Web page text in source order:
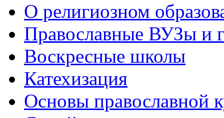
О религиозном
Православные ВУЗы и
Воскресные школы
Катехизация
Основы православной